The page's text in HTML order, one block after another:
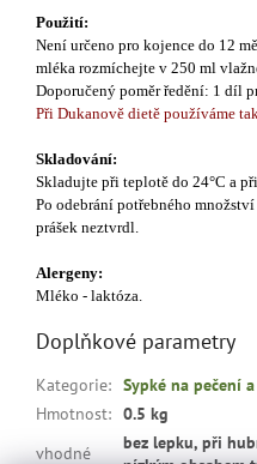
Použití:
Není určeno pro kojence do 12
mléka rozmíchejte v 250 ml
Doporučený poměr ředění: 1 díl
Při Dukanově dietě používáme
Skladování:
Skladujte při teplotě do 24°C a
Po odebrání potřebného
prášek neztvrdl.
Alergeny:
Mléko - laktóza.
Doplňkové parametry
Kategorie: Sypké na pečení
Hmotnost: 0.5 kg
vhodné
bez lepku, při